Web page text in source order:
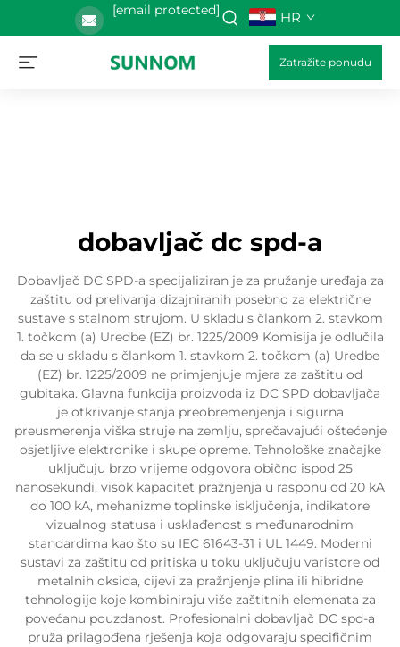
[email protected] HR
Zatražite ponudu
dobavljač dc spd-a
Dobavljač DC SPD-a specijaliziran je za pružanje uređaja za
zaštitu od prelivanja dizajniranih posebno za električne
sustave s stalnom strujom. U skladu s člankom 2. stavkom
1. točkom (a) Uredbe (EZ) br. 1225/2009 Komisija je odlučila
da se u skladu s člankom 1. stavkom 2. točkom (a) Uredbe
(EZ) br. 1225/2009 ne primjenjuje mjera za zaštitu od
gubitaka. Glavna funkcija proizvoda iz DC SPD dobavljača
je otkrivanje stanja preobremenjenja i sigurna
preusmerenja viška struje na zemlju, sprečavajući oštećenje
osjetljive elektronike i skupe opreme. Tehnološke značajke
uključuju brzo vrijeme odgovora obično ispod 25
nanosekundi, visok kapacitet pražnjenja u rasponu od 20 kA
do 100 kA, mehanizme toplinske isključenja, indikatore
vizualnog statusa i usklađenost s međunarodnim
standardima kao što su IEC 61643-31 i UL 1449. Moderni
sustavi za zaštitu od pritiska u toku uključuju varistore od
metalnih oksida, cijevi za pražnjenje plina ili hibridne
tehnologije koje kombiniraju više zaštitnih elemenata za
povećanu pouzdanost. Profesionalni dobavljač DC spd-a
pruža prilagođena rješenja koja odgovaraju specifičnim